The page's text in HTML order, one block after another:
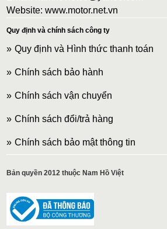
Website: www.motor.net.vn
Quy định và chính sách công ty
Quy định và Hình thức thanh toán
Chính sách bảo hành
Chính sách vận chuyển
Chính sách đổi/trả hàng
Chính sách bảo mật thông tin
Bản quyền 2012 thuộc Nam Hồ Việt